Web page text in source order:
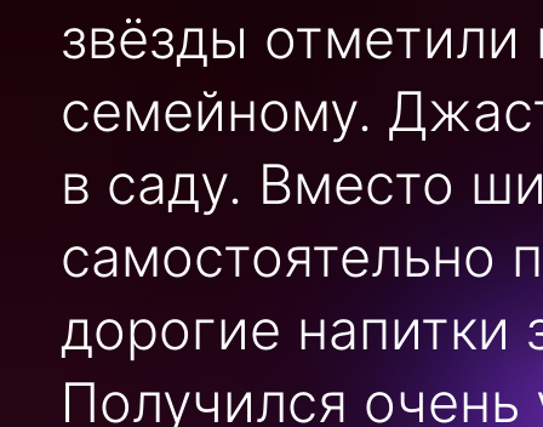
звёзды
семейному.
в саду. Вместо
самостоятельно
дорогие
Получился